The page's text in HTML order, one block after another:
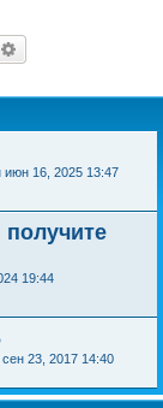
июн 16, 2025 13:47
19:44
23, 2017 14:40